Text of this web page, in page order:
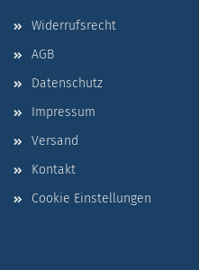
Widerrufsrecht
AGB
Datenschutz
Impressum
Versand
Kontakt
Cookie Einstellungen